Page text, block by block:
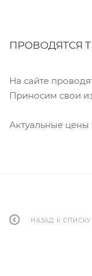
ПРОВОДЯТСЯ
На сайте
Приносим свои
Актуальные
НАЗАД К СПИСКУ